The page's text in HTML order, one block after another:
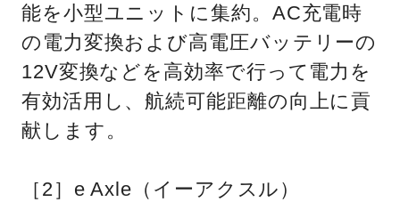
能を小型ユニットに集約。AC充電時
の電力変換および高電圧バッテリーの
12V変換などを高効率で行って電力を
有効活用し、航続可能距離の向上に貢
献します。
［2］e Axle（イーアクスル）